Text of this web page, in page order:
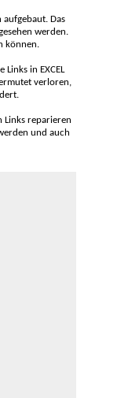
Das
werden.
können.
in EXCEL
verloren,
Links repa­rieren
und auch